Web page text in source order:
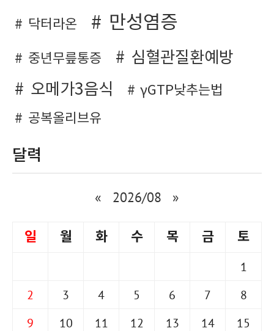
닥터라온 만성염증
중년무릎통증
심혈관질환예방
오메가3음식
γGTP낮추는법
공복올리브유
달력
« 2026/08 »
일 월 화 수 목 금 토
1
2
3 4 5 6 7
8
9
10 11 12 13 14
15